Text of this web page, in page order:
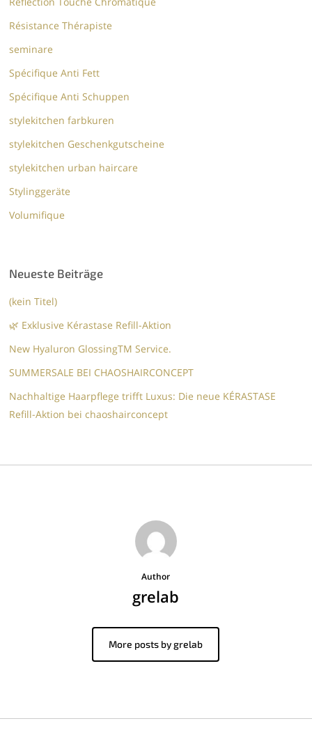
Résistance Thérapiste
seminare
Spécifique Anti Fett
Spécifique Anti Schuppen
stylekitchen farbkuren
stylekitchen Geschenkgutscheine
stylekitchen urban haircare
Stylinggeräte
Volumifique
Neueste Beiträge
(kein Titel)
🌿 Exklusive Kérastase Refill-Aktion
New Hyaluron GlossingTM​ Service.​
SUMMERSALE BEI CHAOSHAIRCONCEPT
Nachhaltige Haarpflege trifft Luxus: Die neue KÉRASTASE
Refill-Aktion bei chaoshairconcept
Author
grelab
More posts by grelab